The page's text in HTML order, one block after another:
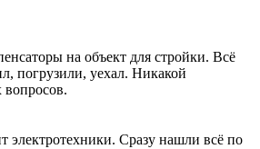
на объект для стройки. Всё
погрузили, уехал. Никакой
электротехники. Сразу нашли всё по